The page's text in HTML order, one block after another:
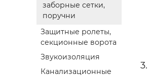
заборные сетки,
поручни
Защитные ролеты,
секционные ворота
Звукоизоляция
Канализационные